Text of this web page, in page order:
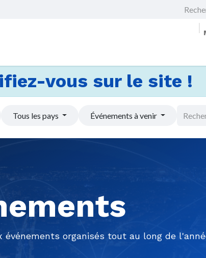
vous sur le site !
Tous les pays Événements à venir
organisés tout au long de